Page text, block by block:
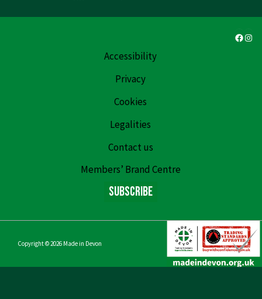
Accessibility
Privacy
Cookies
Legalities
Contact us
Members’ Brand Centre
Subscribe
Copyright © 2026 Made in Devon